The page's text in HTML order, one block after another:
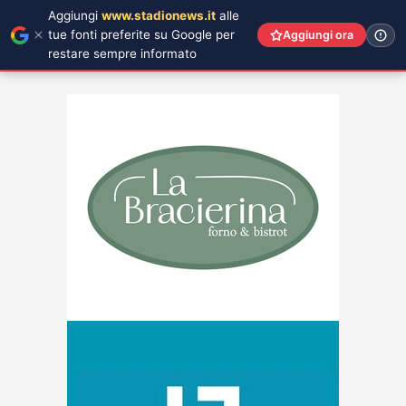
Aggiungi www.stadionews.it alle
tue fonti preferite su Google per
restare sempre informato
Aggiungi ora